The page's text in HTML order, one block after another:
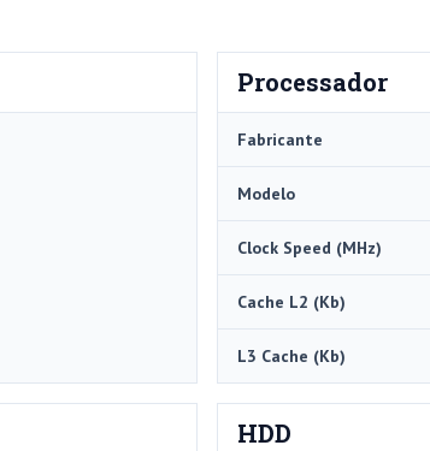
Processador
Fabricante
Modelo
Clock Speed ​​(MHz)
Cache L2 (Kb)
L3 Cache (Kb)
HDD